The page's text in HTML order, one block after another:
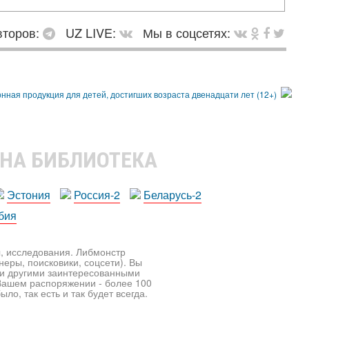
UZ LIVE:
Мы в соцсетях:
БИБЛИОТЕКА
Эстония Россия-2
Беларусь-2
исследования. Либмонстр
поисковики, соцсети). Вы
другими заинтересованными
распоряжении - более 100
так есть и так будет всегда.